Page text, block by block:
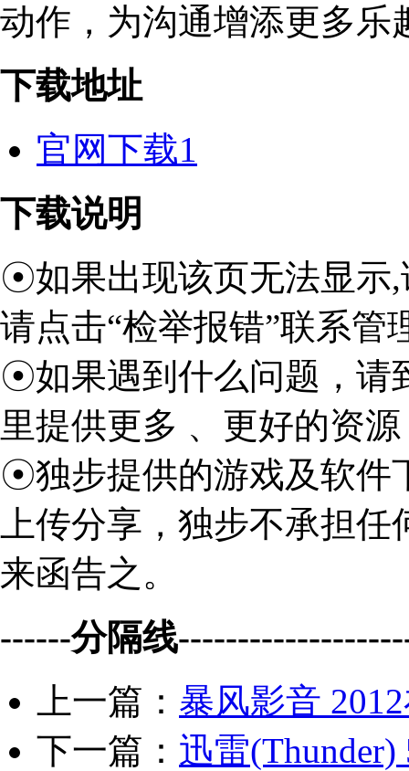
动作，为沟通增添更多乐
下载地址
官网下载1
下载说明
☉如果出现该页无法显示
请点击“检举报错”联系管
☉如果遇到什么问题，请
里提供更多 、更好的资源
☉独步提供的游戏及软件
上传分享，独步不承担
来函告之。
------分隔线
上一篇： 暴风影音
下一篇： 迅雷(Thunder)